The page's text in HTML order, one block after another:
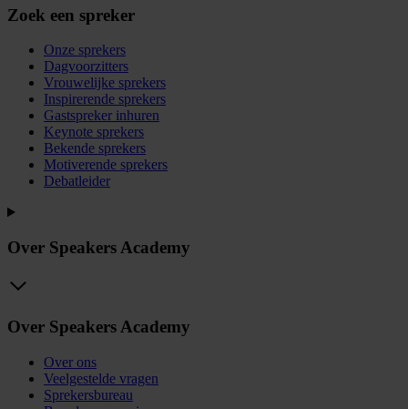
Zoek een spreker
Onze sprekers
Dagvoorzitters
Vrouwelijke sprekers
Inspirerende sprekers
Gastspreker inhuren
Keynote sprekers
Bekende sprekers
Motiverende sprekers
Debatleider
Over Speakers Academy
Over Speakers Academy
Over ons
Veelgestelde vragen
Sprekersbureau